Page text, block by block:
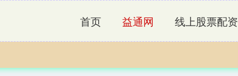
首页 益通网 线上股票配资